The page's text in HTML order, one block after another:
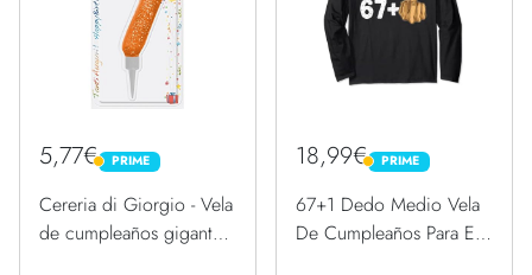
5,77€ PRIME
PRIME
Cereria di Giorgio - Vela
de cumpleaños gigante
18,99€ PRIME
PRIME
67+1 Dedo Medio Vela
De Cumpleaños Para El